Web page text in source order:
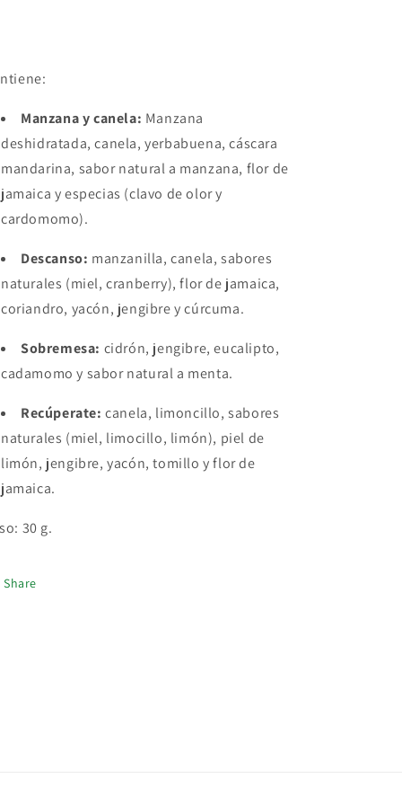
Manzana y canela: Manzana
deshidratada, canela, yerbabuena, cáscara
mandarina, sabor natural a manzana, flor de
jamaica y especias (clavo de olor y
cardomomo).
Descanso: manzanilla, canela, sabores
naturales (miel, cranberry), flor de jamaica,
coriandro, yacón, jengibre y cúrcuma.
Sobremesa: cidrón, jengibre, eucalipto,
cadamomo y sabor natural a menta.
Recúperate: canela, limoncillo, sabores
naturales (miel, limocillo, limón), piel de
limón, jengibre, yacón, tomillo y flor de
jamaica.
30 g.
Share